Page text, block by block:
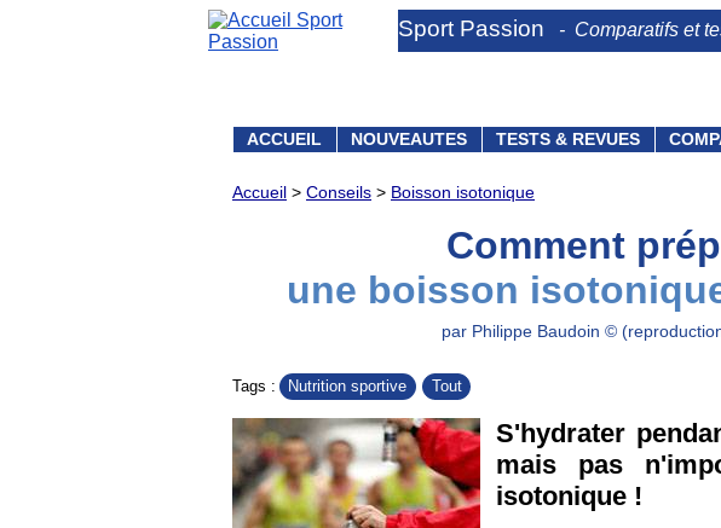
Sport Passion - Comparatifs et
ACCUEIL NOUVEAUTES TESTS & REVUES
Accueil > Conseils > Boisson isotonique
Comment
une boisson
par Philippe Baudoin ©
Tags : Nutrition sportive Tout
S'hydrater
mais pas
isotonique !